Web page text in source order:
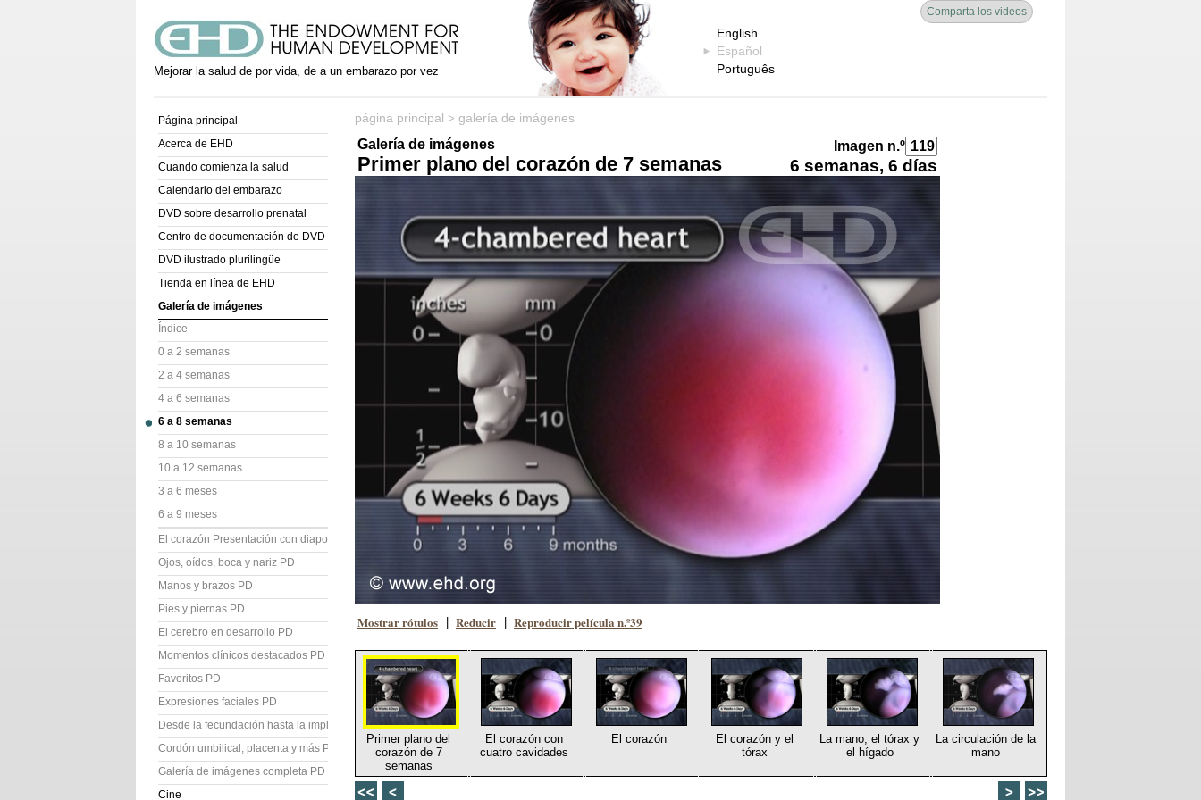
Mejorar la salud de por vida, de a un embarazo por vez
English
Español
Português
Comparta los videos
Página principal
Acerca de EHD
Cuando comienza la salud
Calendario del embarazo
DVD sobre desarrollo prenatal
Centro de documentación de DVD
DVD ilustrado plurilingüe
Tienda en línea de EHD
Galería de imágenes
Índice
0 a 2 semanas
2 a 4 semanas
4 a 6 semanas
6 a 8 semanas
8 a 10 semanas
10 a 12 semanas
3 a 6 meses
6 a 9 meses
El corazón Presentación con diapositivas (PD)
Ojos, oídos, boca y nariz PD
Manos y brazos PD
Pies y piernas PD
El cerebro en desarrollo PD
Momentos clínicos destacados PD
Favoritos PD
Expresiones faciales PD
Desde la fecundación hasta la implantación PD
Cordón umbilical, placenta y más PD
Galería de imágenes completa PD
Cine
página principal > galería de imágenes
Galería de imágenes
Primer plano del corazón de 7 semanas
Imagen n.º
6 semanas, 6 días
Mostrar rótulos Reducir Reproducir película n.º39
Primer plano del
corazón de 7
semanas
El corazón con
cuatro cavidades
El corazón
El corazón y el
tórax
La mano, el tórax y
el hígado
La circulación de la
mano